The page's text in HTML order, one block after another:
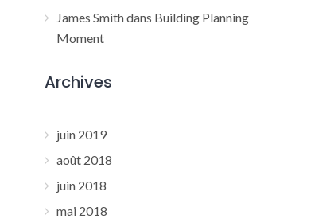
James Smithdans Building Planning
Moment
Archives
juin 2019
août 2018
juin 2018
mai 2018